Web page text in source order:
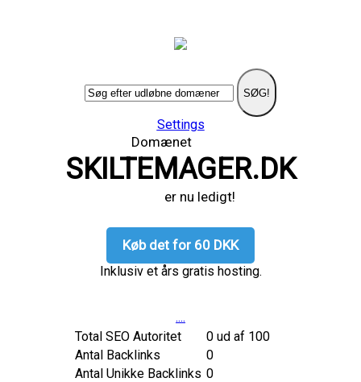
SØG!
Settings
Domænet
SKILTEMAGER.DK
er nu ledigt!
Køb det for 60 DKK
Inklusiv et års gratis hosting.
....
Total SEO Autoritet
0 ud af 100
Antal Backlinks
0
Antal Unikke Backlinks 0